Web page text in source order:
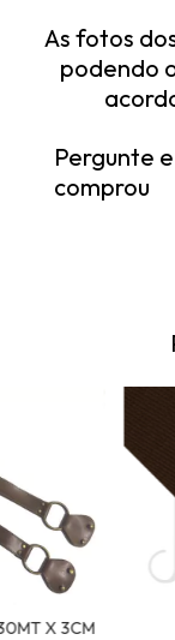
As fotos
podendo
Pergunte
comprou
X 3CM